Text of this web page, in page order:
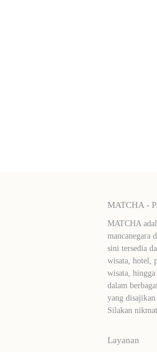
MATCHA -
MATCHA
mancanegara
sini tersedia
wisata, hotel,
wisata,
dalam
yang disajikan
Silakan
Layanan